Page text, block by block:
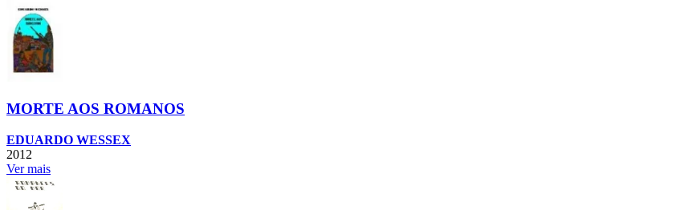
MORTE AOS ROMANOS
EDUARDO WESSEX
2012
Ver mais